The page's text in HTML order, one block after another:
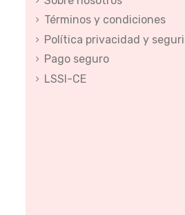
Términos y condiciones
Política privacidad y
Pago seguro
LSSI-CE